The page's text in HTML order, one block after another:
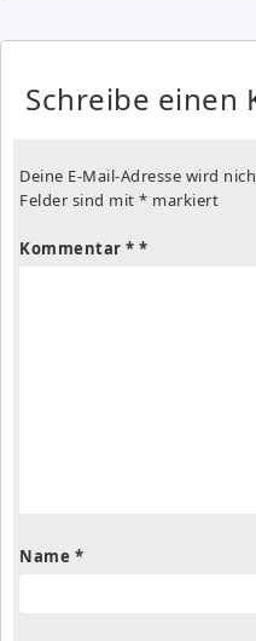
Schreibe einen
Deine E-Mail-Adresse wird
Felder sind mit * markiert
Kommentar *
Name *